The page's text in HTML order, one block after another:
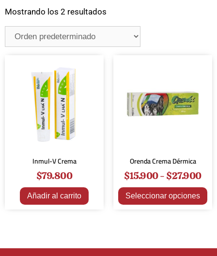
Mostrando los 2 resultados
Inmul-V Crema
$79.800
Añadir al carrito
Orenda Crema Dérmica
$15.900-$27.900
Seleccionar opciones